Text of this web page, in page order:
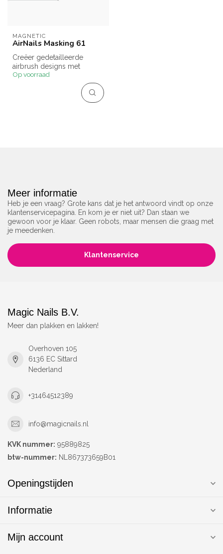
MAGNETIC
AirNails Masking 61
Creëer gedetailleerde
airbrush designs met
AirNails Masking 46.
Op voorraad
Meer informatie
Heb je een vraag? Grote kans dat je het antwoord vindt op onze
klantenservicepagina. En kom je er niet uit? Dan staan we
gewoon voor je klaar. Geen robots, maar mensen die graag met
je meedenken.
Klantenservice
Magic Nails B.V.
Meer dan plakken en lakken!
Overhoven 105
6136 EC Sittard
Nederland
+31464512389
info@magicnails.nl
KVK nummer: 95889825
btw-nummer: NL867373659B01
Openingstijden
Informatie
Mijn account